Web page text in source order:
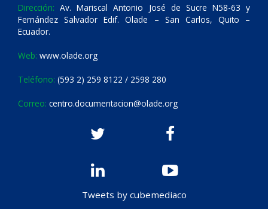
Dirección: Av. Mariscal Antonio José de Sucre N58-63 y
Fernández Salvador Edif. Olade – San Carlos, Quito –
Ecuador.
Web: www.olade.org
Teléfono: (593 2) 259 8122 / 2598 280
Correo: centro.documentacion@olade.org
Tweets by cubemediaco